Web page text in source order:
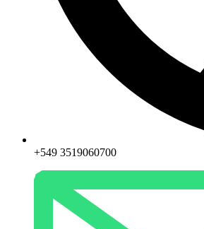
+549 3519060700